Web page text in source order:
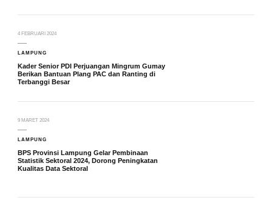
4 FEBRUARI 2024
LAMPUNG
Kader Senior PDI Perjuangan Mingrum Gumay
Berikan Bantuan Plang PAC dan Ranting di
Terbanggi Besar
9 MARET 2024
LAMPUNG
BPS Provinsi Lampung Gelar Pembinaan
Statistik Sektoral 2024, Dorong Peningkatan
Kualitas Data Sektoral